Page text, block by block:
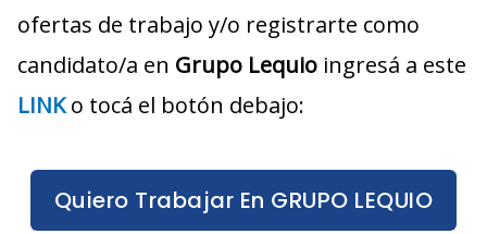
ofertas de trabajo y/o registrarte como
candidato/a en Grupo Lequio ingresá a este
LINKo tocá el botón debajo:
Quiero Trabajar En GRUPO LEQUIO